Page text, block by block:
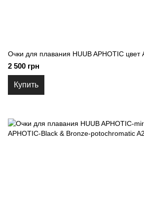
Очки для плавания HUUB APHOTIC цвет
2 500 грн
Купить